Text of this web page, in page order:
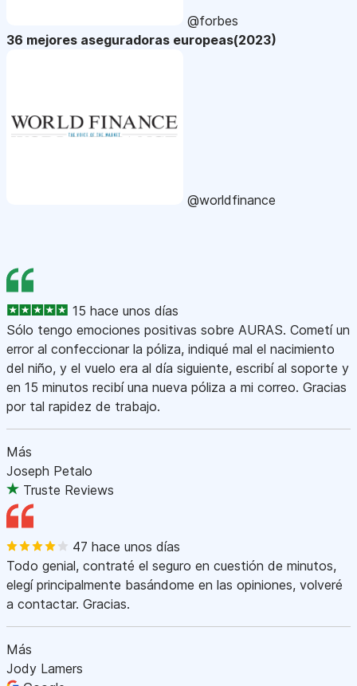
@forbes
36 mejores aseguradoras europeas(2023)
@worldfinance
15 hace unos días
Sólo tengo emociones positivas sobre AURAS. Cometí un
error al confeccionar la póliza, indiqué mal el nacimiento
del niño, y el vuelo era al día siguiente, escribí al soporte y
en 15 minutos recibí una nueva póliza a mi correo. Gracias
por tal rapidez de trabajo.
Más
Joseph Petalo
Truste Reviews
47 hace unos días
Todo genial, contraté el seguro en cuestión de minutos,
elegí principalmente basándome en las opiniones, volveré
a contactar. Gracias.
Más
Jody Lamers